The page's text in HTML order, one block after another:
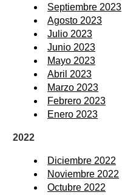
Septiembre 2023
Agosto 2023
Julio 2023
Junio 2023
Mayo 2023
Abril 2023
Marzo 2023
Febrero 2023
Enero 2023
2022
Diciembre 2022
Noviembre 2022
Octubre 2022